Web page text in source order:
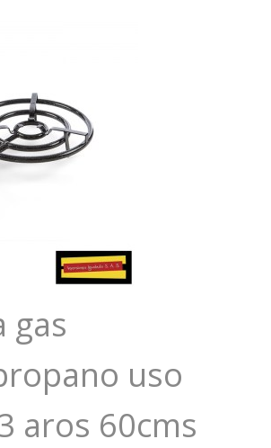
gas
uso
aros 60cms